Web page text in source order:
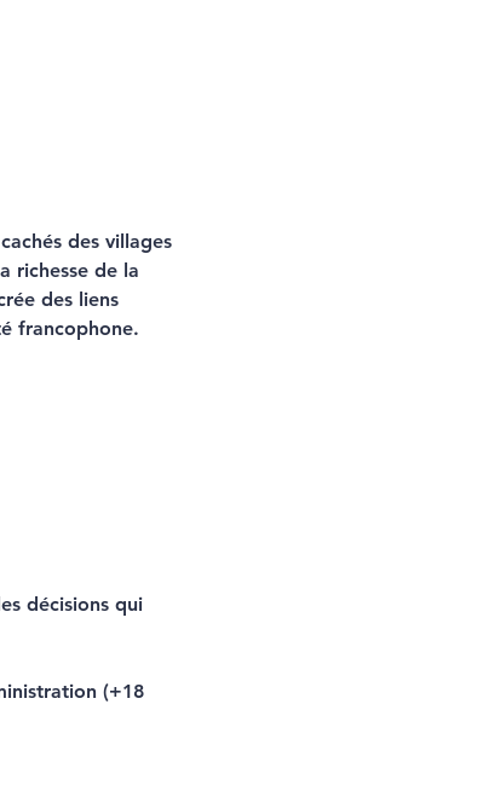
des villages
richesse de la
des liens
francophone.
décisions qui
(+18